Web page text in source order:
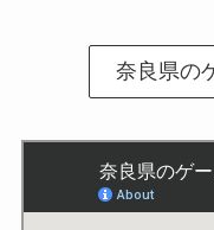
奈良県の